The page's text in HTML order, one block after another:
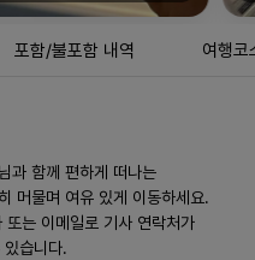
포함/불포함 내역 여행코
과 함께 편하게 떠나는
머물며 여유 있게 이동하세요.
는 이메일로 기사 연락처가
있습니다.